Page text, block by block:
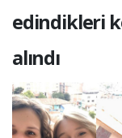
edindikleri
alındı